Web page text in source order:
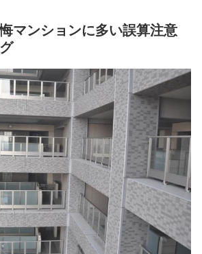
マンションに多い誤算注意